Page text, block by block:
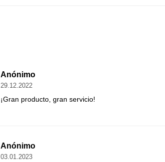
Anónimo
29.12.2022
¡Gran producto, gran servicio!
Anónimo
03.01.2023